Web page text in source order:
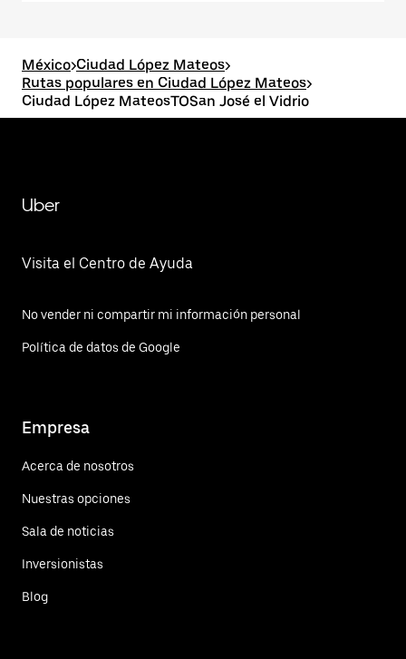
México>Ciudad López Mateos>
Rutas populares en Ciudad López Mateos>
Ciudad López MateosTOSan José el Vidrio
Uber
Visita el Centro de Ayuda
No vender ni compartir mi información personal
Política de datos de Google
Empresa
Acerca de nosotros
Nuestras opciones
Sala de noticias
Inversionistas
Blog